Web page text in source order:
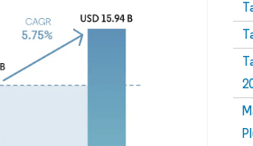
Image © Mordor Intelligence. La réutilisation